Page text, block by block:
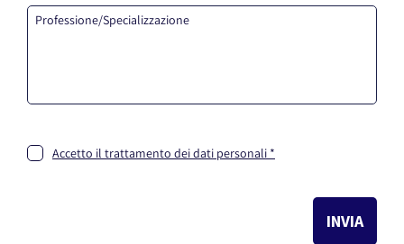
Accetto il trattamento dei dati personali *
INVIA